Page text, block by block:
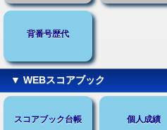
背番号歴代
▼ WEBスコアブック
スコアブック台帳 個人成績